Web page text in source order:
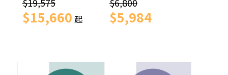
$15,660 起 $5,984